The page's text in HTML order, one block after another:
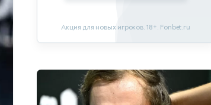
Акция для новых игроков. 18+. Fonbet.ru